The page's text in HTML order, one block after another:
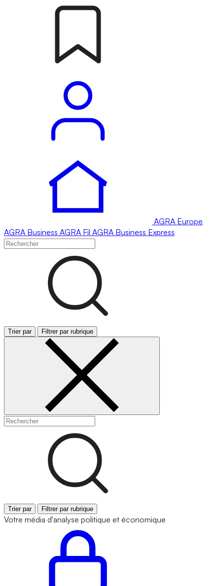
AGRA Europe
AGRA Business AGRA Fil AGRA Business Express
Trier par Filtrer par rubrique
Trier par Filtrer par rubrique
Votre média d'analyse politique et économique